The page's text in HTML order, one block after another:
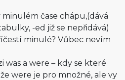
minulém čase chápu,(dává
-ed již se nepřidává)
minulé? Vůbec nevím
was a were – kdy se které
were je pro množné, ale vy